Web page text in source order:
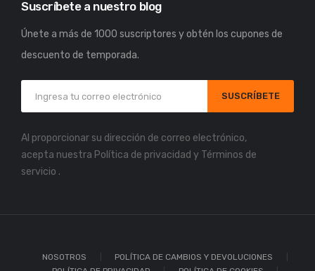
Suscríbete a nuestro blog
Únete a más de 1000 suscriptores y obtén los cupones de
descuento de temporada.
SUSCRÍBETE
Al proporcionar su dirección de correo electrónico,
acepta nuestra Política de privacidad y Términos de
servicio .
NOSOTROS
POLÍTICA DE CAMBIOS Y DEVOLUCIONES